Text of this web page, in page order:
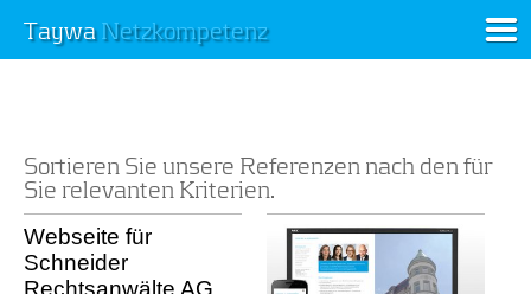
TaywaNetzkompetenz
Sortieren Sie unsere Referenzen nach den für
Sie relevanten Kriterien.
Webseite für
Schneider
Rechtsanwälte AG